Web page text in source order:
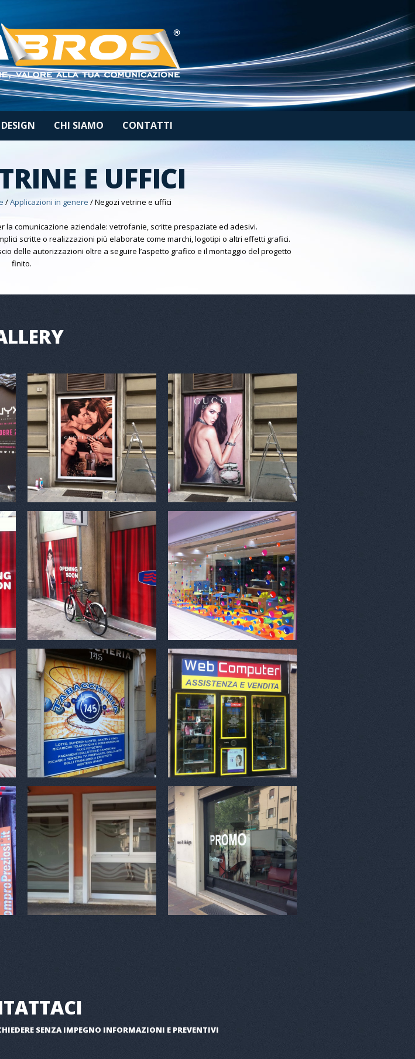
CHI SIAMO CONTATTI
E UFFICI
/Applicazioni in genere /Negozi vetrine e uffici
comunicazione aziendale: vetrofanie, scritte prespaziate ed adesivi.
scritte o realizzazioni più elaborate come marchi, logotipi o altri effetti grafici.
delle autorizzazioni oltre a seguire l’aspetto grafico e il montaggio del progetto
finito.
SENZA IMPEGNO INFORMAZIONI E PREVENTIVI